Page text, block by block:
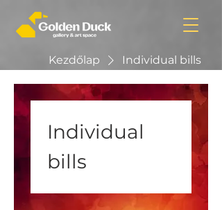
Kezdőlap Individual bills
Individual
bills